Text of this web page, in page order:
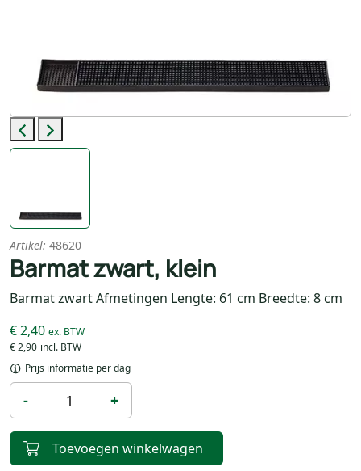
Previous
Next
Artikel: 48620
Barmat zwart, klein
Barmat zwart Afmetingen Lengte: 61 cm Breedte: 8 cm
€ 2,90
€ 2,40
Prijs informatie per dag
- +
Toevoegen winkelwagen